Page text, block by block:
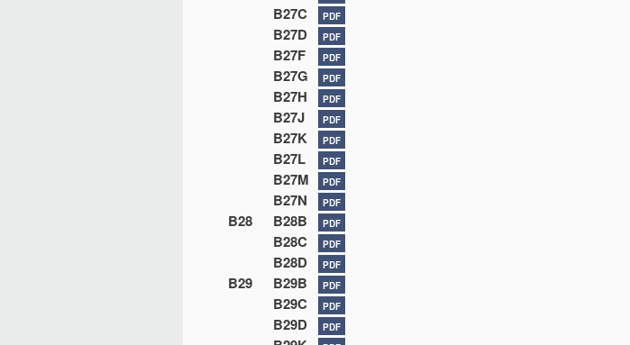
B27C PDF
B27D PDF
B27F PDF
B27G PDF
B27H PDF
B27J PDF
B27K PDF
B27L PDF
B27M PDF
B27N PDF
B28 B28B PDF
B28C PDF
B28D PDF
B29 B29B PDF
B29C PDF
B29D PDF